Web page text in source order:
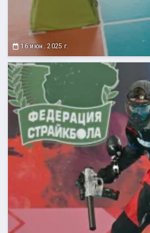
16 июн. 2025 г.